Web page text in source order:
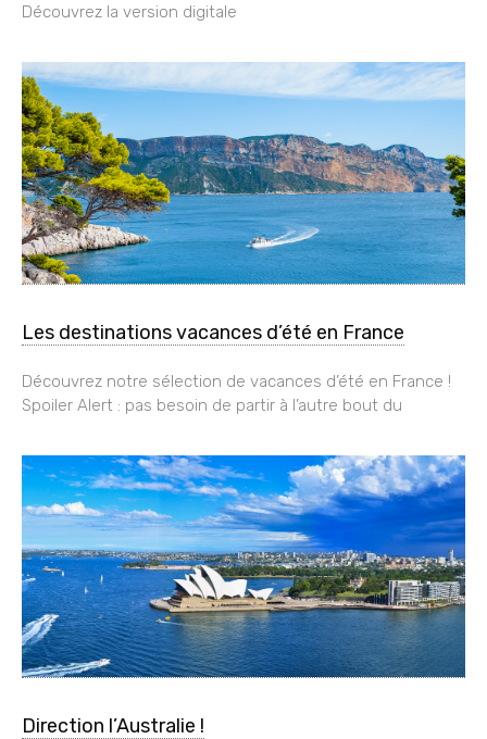
Découvrez la version digitale
Les destinations vacances d’été en France
Découvrez notre sélection de vacances d’été en France !
Spoiler Alert : pas besoin de partir à l’autre bout du
Direction l’Australie !